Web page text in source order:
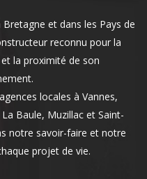
et dans les Pays de
reconnu pour la
la proximité de son
locales à Vannes,
Baule, Muzillac et Saint-
notre savoir-faire et notre
projet de vie.